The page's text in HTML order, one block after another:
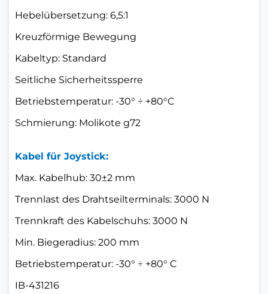
Hebelübersetzung: 6,5:1
Kreuzförmige Bewegung
Kabeltyp: Standard
Seitliche Sicherheitssperre
Betriebstemperatur: -30° ÷ +80°C
Schmierung: Molikote g72
Kabel für Joystick:
Max. Kabelhub: 30±2 mm
Trennlast des Drahtseilterminals: 3000 N
Trennkraft des Kabelschuhs: 3000 N
Min. Biegeradius: 200 mm
Betriebstemperatur: -30° ÷ +80° C
IB-431216